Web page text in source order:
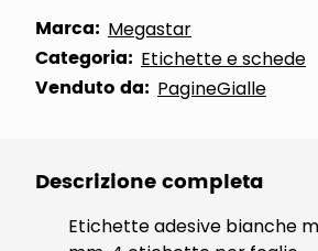
Marca: Megastar
Categoria: Etichette e schede
Venduto da: PagineGialle
Descrizione completa
Etichette adesive bianche